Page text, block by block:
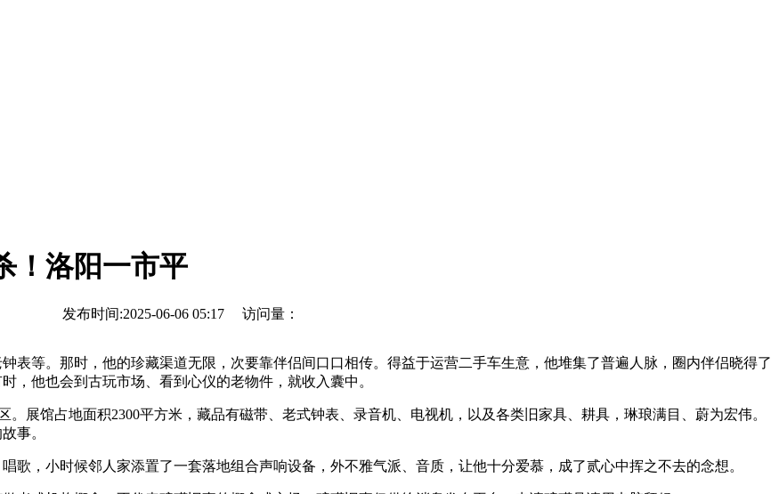
！洛阳一市平
发布时间:2025-06-06 05:17 访问量：
等。那时，他的珍藏渠道无限，次要靠伴侣间口口相传。得益于运营二手车生意，他堆集了普遍人脉，圈内伴侣晓得了
，他也会到古玩市场、看到心仪的老物件，就收入囊中。
馆占地面积2300平方米，藏品有磁带、老式钟表、录音机、电视机，以及各类旧家具、耕具，琳琅满目、蔚为宏伟。
事。
，小时候邻人家添置了一套落地组合声响设备，外不雅气派、音质，让他十分爱慕，成了贰心中挥之不去的念想。